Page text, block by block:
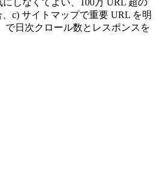
c) サイトマップで重要 URL を明
で日次クロール数とレスポンスを